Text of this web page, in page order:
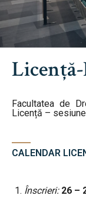
Știri
Echipa
Contact
Facultatea de
Licență –
CALENDAR
Înscrieri: 26 –